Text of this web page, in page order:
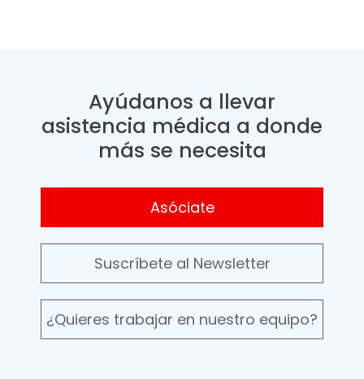
Ayúdanos a llevar
asistencia médica a donde
más se necesita
Asóciate
Suscríbete al Newsletter
¿Quieres trabajar en nuestro equipo?